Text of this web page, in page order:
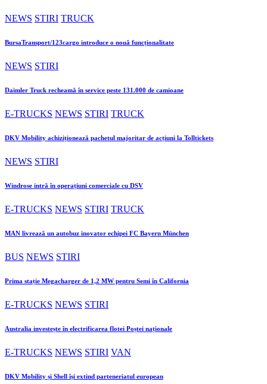
NEWS STIRI TRUCK
BursaTransport/123cargo introduce o nouă funcționalitate
NEWS STIRI
Daimler Truck recheamă în service peste 131.000 de camioane
E-TRUCKS NEWS STIRI TRUCK
DKV Mobility achiziționează pachetul majoritar de acțiuni la Tolltickets
NEWS STIRI
Windrose intră în operațiuni comerciale cu DSV
E-TRUCKS NEWS STIRI TRUCK
MAN livrează un autobuz inovator echipei FC Bayern München
BUS NEWS STIRI
Prima stație Megacharger de 1,2 MW pentru Semi în California
E-TRUCKS NEWS STIRI
Australia investește în electrificarea flotei Poștei naționale
E-TRUCKS NEWS STIRI VAN
DKV Mobility și Shell își extind parteneriatul european